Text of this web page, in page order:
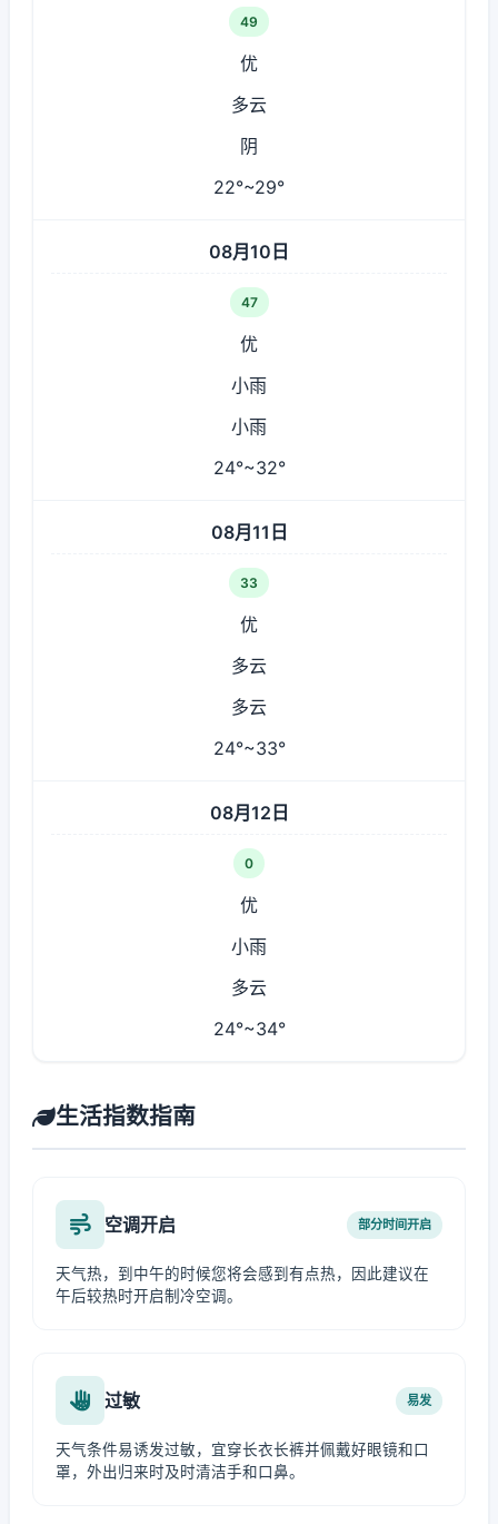
49
优
多云
阴
22°~29°
08月10日
47
优
小雨
小雨
24°~32°
08月11日
33
优
多云
多云
24°~33°
08月12日
0
优
小雨
多云
24°~34°
生活指数指南
空调开启 部分时间开启
天气热，到中午的时候您将会感到有点热，因此建议在
午后较热时开启制冷空调。
过敏 易发
天气条件易诱发过敏，宜穿长衣长裤并佩戴好眼镜和口
罩，外出归来时及时清洁手和口鼻。